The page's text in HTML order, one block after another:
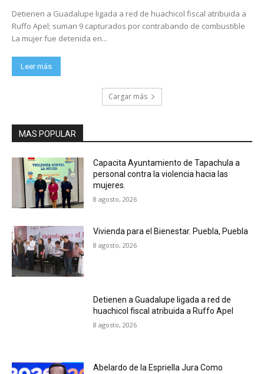
Detienen a Guadalupe ligada a red de huachicol fiscal atribuida a
Ruffo Apel; suman 9 capturados por contrabando de combustible
La mujer fue detenida en...
Leer más
Cargar más
MAS POPULAR
Capacita Ayuntamiento de Tapachula a
personal contra la violencia hacia las
mujeres.
8 agosto, 2026
Vivienda para el Bienestar. Puebla, Puebla
8 agosto, 2026
Detienen a Guadalupe ligada a red de
huachicol fiscal atribuida a Ruffo Apel
8 agosto, 2026
Abelardo de la Espriella Jura Como